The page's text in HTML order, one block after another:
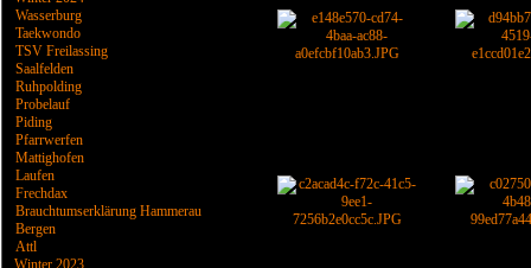
Wasserburg
Taekwondo
TSV Freilassing
Saalfelden
Ruhpolding
Probelauf
Piding
Pfarrwerfen
Mattighofen
Laufen
Frechdax
Brauchtumserklärung Hammerau
Bergen
Attl
Winter 2023